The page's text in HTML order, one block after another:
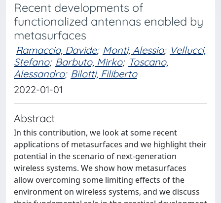
Recent developments of
functionalized antennas enabled by
metasurfaces
Ramaccia, Davide; Monti, Alessio; Vellucci,
Stefano; Barbuto, Mirko; Toscano,
Alessandro; Bilotti, Filiberto
2022-01-01
Abstract
In this contribution, we look at some recent
applications of metasurfaces and we highlight their
potential in the scenario of next-generation
wireless systems. We show how metasurfaces
allow overcoming some limiting effects of the
environment on wireless systems, and we discuss